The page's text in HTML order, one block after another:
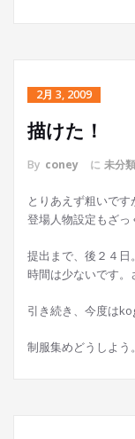
2月 3, 2009
描けた！
By coney に 未分類
とりあえず粗いです
登場人物設定もざっ
提出まで、後２４日。
時間は少ないです。
引き続き、今度は
制服集めどうしよう